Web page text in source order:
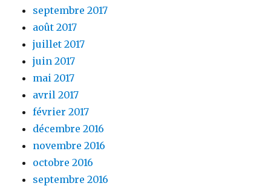
septembre 2017
août 2017
juillet 2017
juin 2017
mai 2017
avril 2017
février 2017
décembre 2016
novembre 2016
octobre 2016
septembre 2016